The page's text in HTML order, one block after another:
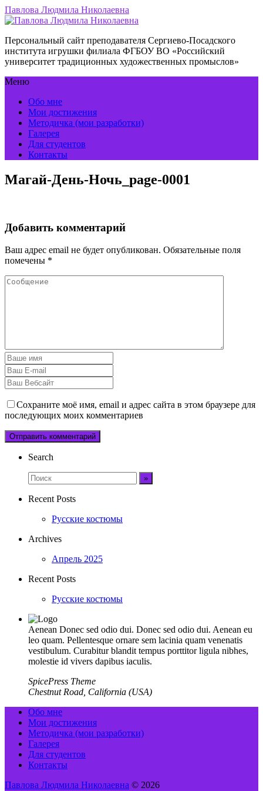
Павлова Людмила Николаевна
Персональный сайт преподавателя Сергиево-Посадского
института игрушки филиала ФГБОУ ВО «Российский
университет традиционных художественных промыслов»
Меню
Обо мне
Мои достижения
Методичка (мои разработки)
Галерея
Для студентов
Контакты
Магай-День-Ночь_page-0001
Добавить комментарий
Ваш адрес email не будет опубликован. Обязательные поля
помечены *
Сохраните моё имя, email и адрес сайта в этом браузере для
последующих моих комментариев
Search
Recent Posts
Русские костюмы
Archives
Апрель 2025
Recent Posts
Русские костюмы
Aenean Donec sed odio dui. Donec sed odio dui. Aenean eu
leo quam. Pellentesque ornare sem lacinia quam venenatis
vestibulum. Curabitur blandit tempus porttitor ligula nibhes,
molestie id vivers dapibus iaculis.
SpicePress Theme
Chestnut Road, California (USA)
Обо мне
Мои достижения
Методичка (мои разработки)
Галерея
Для студентов
Контакты
Павлова Людмила Николаевна © 2026